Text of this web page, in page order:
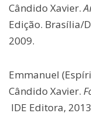
Cândido Xavier.
Edição. Brasília/
2009.
Emmanuel
Cândido Xavier.
IDE Editora,